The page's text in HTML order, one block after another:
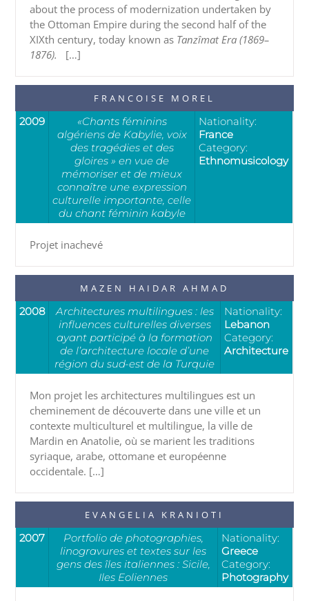
about the process of modernization undertaken by
the Ottoman Empire during the second half of the
XIXth century, today known as Tanzîmat Era (1869–
1876).
[…]
FRANCOISE MOREL
2009
«Chants féminins
algériens de Kabylie, voix
des tragédies et des
gloires » en vue de
mémoriser et de mieux
connaître une expression
culturelle importante, celle
du chant féminin kabyle
Nationality:
France
Category:
Ethnomusicology
Projet inachevé
MAZEN HAIDAR AHMAD
2008
Architectures multilingues : les
influences culturelles diverses
ayant participé à la formation
de l’architecture locale d’une
région du sud-est de la Turquie
Nationality:
Lebanon
Category:
Architecture
Mon projet les architectures multilingues est un
cheminement de découverte dans une ville et un
contexte multiculturel et multilingue, la ville de
Mardin en Anatolie, où se marient les traditions
syriaque, arabe, ottomane et européenne
occidentale. […]
EVANGELIA KRANIOTI
2007
Portfolio de photographies,
linogravures et textes sur les
gens des îles italiennes : Sicile,
Iles Eoliennes
Nationality:
Greece
Category:
Photography